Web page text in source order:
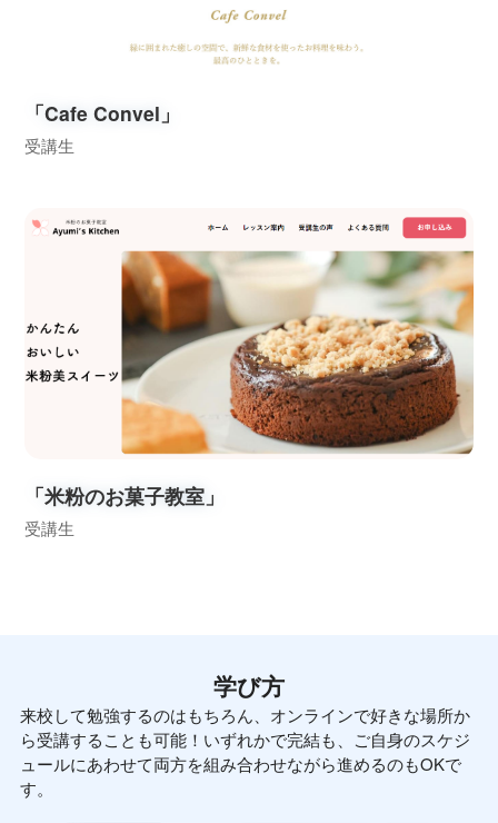
「Cafe Convel」
受講生
「米粉のお菓子教室」
受講生
学び方
来校して勉強するのはもちろん、オンラインで好きな場所か
ら受講することも可能！いずれかで完結も、ご自身のスケジ
ュールにあわせて両方を組み合わせながら進めるのもOKで
す。